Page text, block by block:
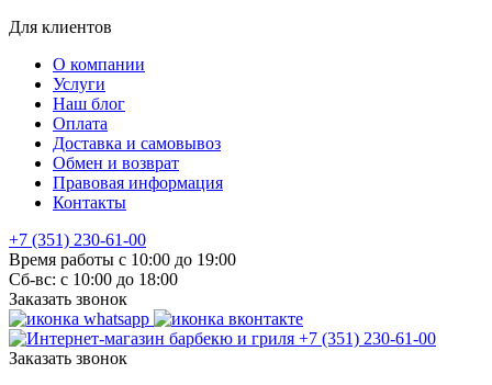
Для клиентов
О компании
Услуги
Наш блог
Оплата
Доставка и самовывоз
Обмен и возврат
Правовая информация
Контакты
+7 (351) 230-61-00
Время работы с 10:00 до 19:00
Сб-вс: с 10:00 до 18:00
Заказать звонок
+7 (351) 230-61-00
Заказать звонок